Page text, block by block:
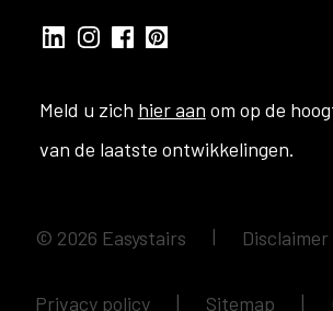
Meld u zich hier aan om op de
van de laatste ontwikkelingen.
© 2026 Easystairs | Disclaimer
Privacy policy | Sitemap |